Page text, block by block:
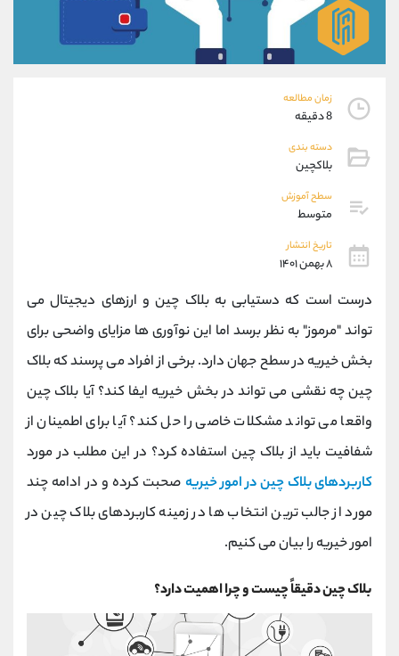
زمان مطالعه
8 دقیقه
دسته بندی
بلاکچین
سطح آموزش
متوسط
تاریخ انتشار
۸ بهمن ۱۴۰۱
درست است که دستیابی به بلاک چین و ارزهای دیجیتال می
تواند "مرموز" به نظر برسد اما این نوآوری ها مزایای واضحی برای
بخش خیریه در سطح جهان دارد. برخی از افراد می پرسند که بلاک
چین چه نقشی می تواند در بخش خیریه ایفا کند؟ آیا بلاک چین
واقعا می تواند مشکلات خاصی را حل کند؟ آیا برای اطمینان از
شفافیت باید از بلاک چین استفاده کرد؟ در این مطلب در مورد
کاربردهای بلاک چین در امور خیریه صحبت کرده و در ادامه چند
مورد از جالب ترین انتخاب ها در زمینه کاربردهای بلاک چین در
امور خیریه را بیان می کنیم.
بلاک چین دقیقاً چیست و چرا اهمیت دارد؟
09101364784
واتساپ شروع گفتگو
تلگرام @Armteam_admin_104
پشتیبان فروش
موبایل
واتساپ
داخلی
اطلاعات تماس (دفتر فروش)
021-22021030
بدون پیش شماره 90001030
اینستاگرام @alireza.mehrabii
@alirezamehrabi_com
کانال بله